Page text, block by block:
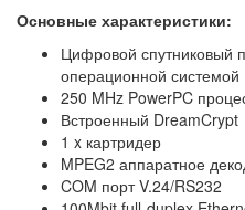
Основные характеристики:
Цифровой спутниковый
операционной системой
250 MHz PowerPC
Встроенный DreamCrypt
1 x картридер
MPEG2 аппаратное
COM порт V.24/RS232